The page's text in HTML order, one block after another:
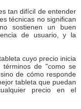
tan difícil de entender
técnicas no significan
sostienen un buen
de usuario, y la
cuyo precio inicia
de "como se
de cómo responde
tableta que puedan
precio en el